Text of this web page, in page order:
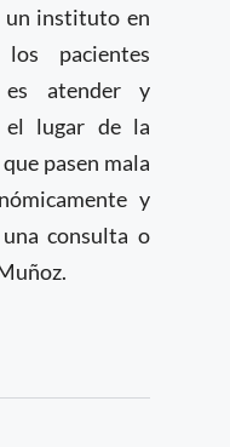
un instituto en
pacientes
es atender y
el lugar de la
pasen mala
y
consulta o